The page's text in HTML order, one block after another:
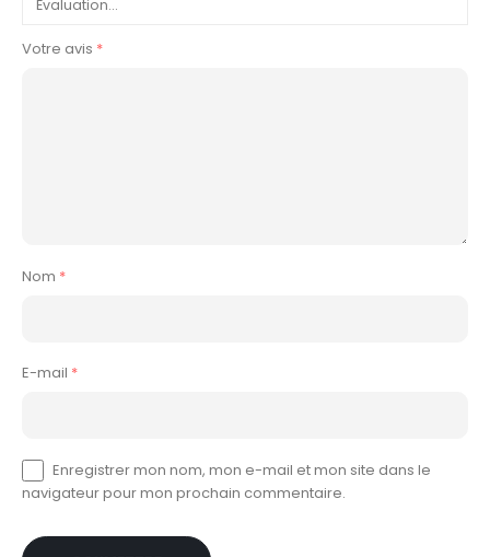
Votre avis *
Nom *
E-mail *
Enregistrer mon nom, mon e-mail et mon site dans le
navigateur pour mon prochain commentaire.